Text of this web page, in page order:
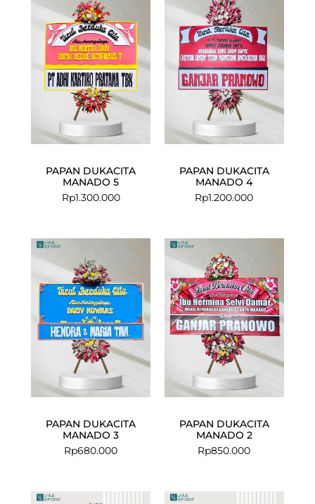
PAPAN DUKACITA
MANADO 5
Rp1.300.000
PAPAN DUKACITA
MANADO 4
Rp1.200.000
PAPAN DUKACITA
MANADO 3
Rp680.000
PAPAN DUKACITA
MANADO 2
Rp850.000